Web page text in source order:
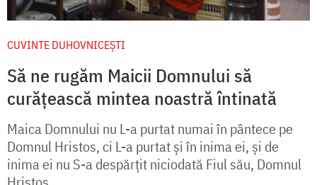
CUVINTE DUHOVNICEȘTI
Să ne rugăm Maicii Domnului să
curățească mintea noastră întinată
Maica Domnului nu L-a purtat numai în pântece pe
Domnul Hristos, ci L-a purtat și în inima ei, și de
inima ei nu S-a despărțit niciodată Fiul său, Domnul